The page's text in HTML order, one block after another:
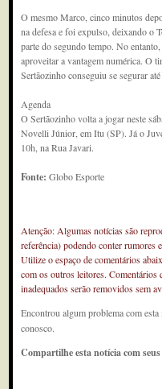
O mesmo Marco, cinco minutos
na defesa e foi expulso, deixando o
parte do segundo tempo. No
aproveitar a vantagem numérica. O
Sertãozinho conseguiu se segurar
Agenda
O Sertãozinho volta a jogar neste
Novelli Júnior, em Itu (SP). Já o
10h, na Rua Javari.
Fonte:Globo Esporte
Atenção: Algumas notícias são
referência) podendo conter rumores
Utilize o espaço de comentários
com os outros leitores.
inadequados serão removidos sem
Encontrou algum problema com
conosco.
Compartilhe esta notícia com